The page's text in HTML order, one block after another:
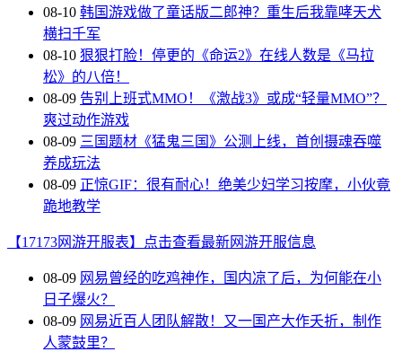
08-10 韩国游戏做了童话版二郎神？重生后我靠哮天犬
横扫千军
08-10 狠狠打脸！停更的《命运2》在线人数是《马拉
松》的八倍！
08-09 告别上班式MMO！《激战3》或成“轻量MMO”？
爽过动作游戏
08-09 三国题材《猛鬼三国》公测上线，首创摄魂吞噬
养成玩法
08-09 正惊GIF：很有耐心！绝美少妇学习按摩，小伙竟
跪地教学
【17173网游开服表】点击查看最新网游开服信息
08-09 网易曾经的吃鸡神作，国内凉了后，为何能在小
日子爆火？
08-09 网易近百人团队解散！又一国产大作夭折，制作
人蒙鼓里？